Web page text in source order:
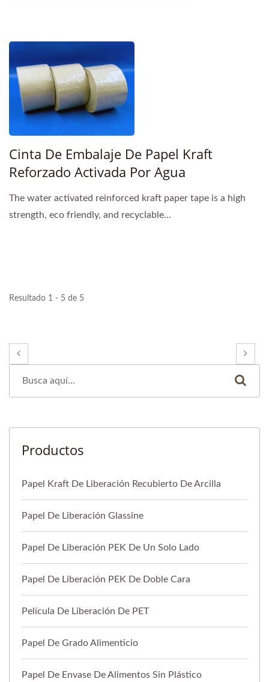
Cinta De Embalaje De Papel Kraft
Reforzado Activada Por Agua
The water activated reinforced kraft paper tape is a high
strength, eco friendly, and recyclable...
Resultado 1 - 5 de 5
Productos
Papel Kraft De Liberación Recubierto De Arcilla
Papel De Liberación Glassine
Papel De Liberación PEK De Un Solo Lado
Papel De Liberación PEK De Doble Cara
Película De Liberación De PET
Papel De Grado Alimenticio
Papel De Envase De Alimentos Sin Plástico